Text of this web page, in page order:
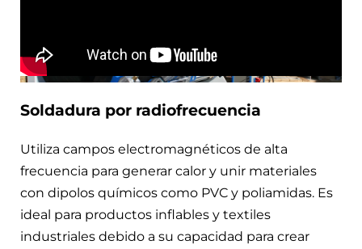
Soldadura por radiofrecuencia
Utiliza campos electromagnéticos de alta
frecuencia para generar calor y unir materiales
con dipolos químicos como PVC y poliamidas. Es
ideal para productos inflables y textiles
industriales debido a su capacidad para crear